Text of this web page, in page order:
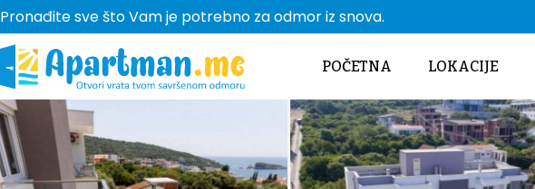
Pronađite sve što Vam je potrebno za odmor iz snova.
POČETNA LOKACIJE